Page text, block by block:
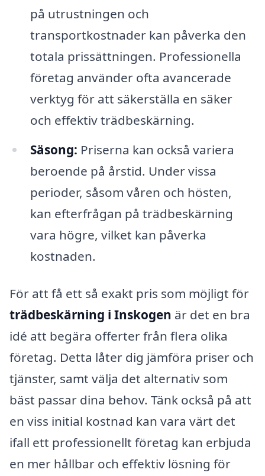
på utrustningen och
transportkostnader kan påverka den
totala prissättningen. Professionella
företag använder ofta avancerade
verktyg för att säkerställa en säker
och effektiv trädbeskärning.
Säsong: Priserna kan också variera
beroende på årstid. Under vissa
perioder, såsom våren och hösten,
kan efterfrågan på trädbeskärning
vara högre, vilket kan påverka
kostnaden.
För att få ett så exakt pris som möjligt för
trädbeskärning i Inskogen är det en bra
idé att begära offerter från flera olika
företag. Detta låter dig jämföra priser och
tjänster, samt välja det alternativ som
bäst passar dina behov. Tänk också på att
en viss initial kostnad kan vara värt det
ifall ett professionellt företag kan erbjuda
en mer hållbar och effektiv lösning för